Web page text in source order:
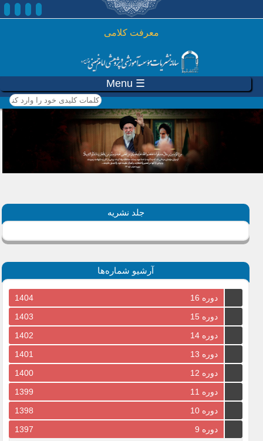
رفتن به محتوای اصلی
معرفت کلامی
☰ Menu
کلمات کلیدی خود را وارد
کنید
جلد نشریه
آرشیو شماره‌ها
دوره 16
1404
دوره 15
1403
دوره 14
1402
دوره 13
1401
دوره 12
1400
دوره 11
1399
دوره 10
1398
دوره 9
1397